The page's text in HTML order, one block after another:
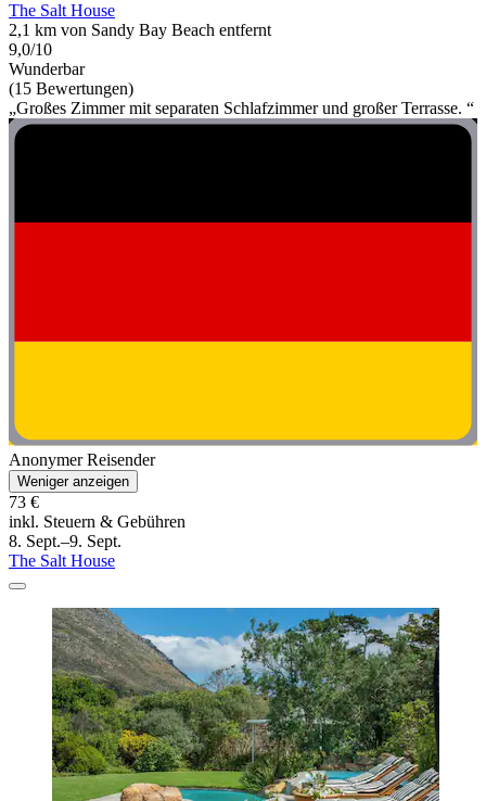
The Salt House
2,1 km von Sandy Bay Beach entfernt
9,0/10
Wunderbar
(15 Bewertungen)
„Großes Zimmer mit separaten Schlafzimmer und großer Terrasse. “
Anonymer Reisender
Weniger anzeigen
73 €
inkl. Steuern & Gebühren
8. Sept.–9. Sept.
The Salt House